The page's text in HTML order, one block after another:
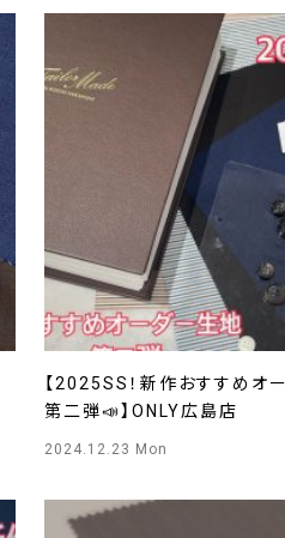
【2025SS！新作おすすめオ
第二弾📣】ONLY広島店
2024.12.23 Mon